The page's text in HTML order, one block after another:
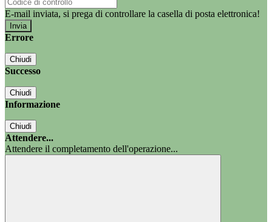
E-mail inviata, si prega di controllare la casella di posta elettronica!
Errore
Chiudi
Successo
Chiudi
Informazione
Chiudi
Attendere...
Attendere il completamento dell'operazione...